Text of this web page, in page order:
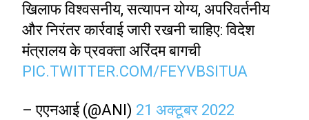
खिलाफ विश्वसनीय, सत्यापन योग्य, अपरिवर्तनीय
और निरंतर कार्रवाई जारी रखनी चाहिए: विदेश
मंत्रालय के प्रवक्ता अरिंदम बागची
PIC.TWITTER.COM/FEYVBSITUA
– एएनआई (@ANI) 21 अक्टूबर 2022